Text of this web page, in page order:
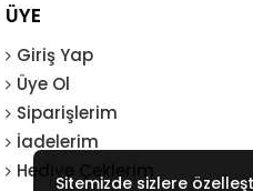
ÜYE
Giriş Yap
Üye Ol
Siparişlerim
İadelerim
Hediye Çeklerim
Sitemizde sizlere